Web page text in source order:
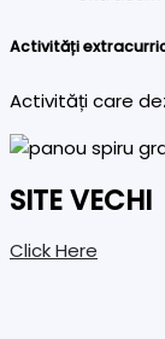
Activități
Activități care
SITE VECHI
Click Here